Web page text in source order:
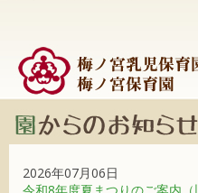
2026年07月06日